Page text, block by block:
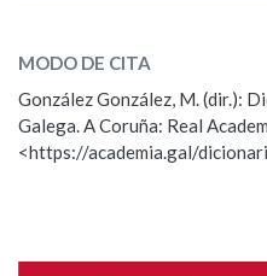
BUSCAR NO CONTIDO
Nas definicións
Observación
Nome
MODO DE CITA
González González, M. (dir.):
Galega. A Coruña: Real
<https://academia.gal/